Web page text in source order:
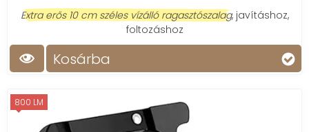
Extra erős 10 cm széles vízálló ragasztószalag, javításhoz,
foltozáshoz
Kosárba
800 LM